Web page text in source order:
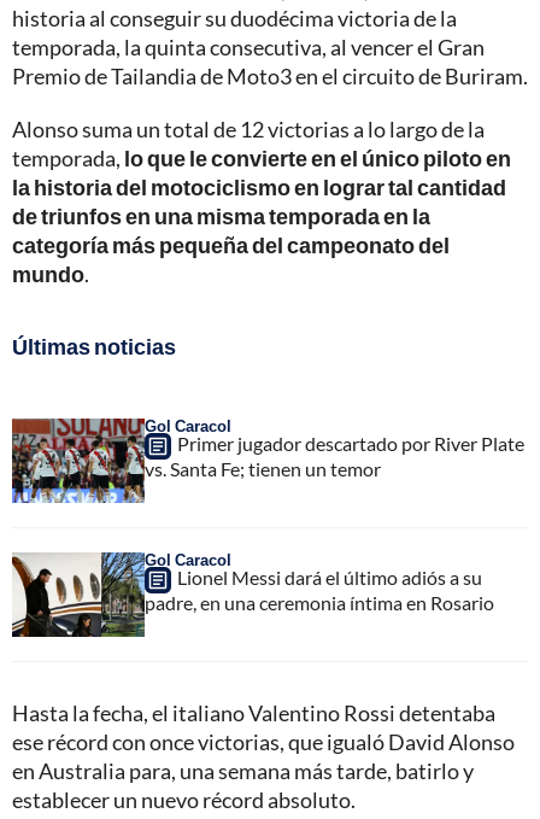
historia al conseguir su duodécima victoria de la
temporada, la quinta consecutiva, al vencer el Gran
Premio de Tailandia de Moto3 en el circuito de Buriram.
Alonso suma un total de 12 victorias a lo largo de la
temporada, lo que le convierte en el único piloto en
la historia del motociclismo en lograr tal cantidad
de triunfos en una misma temporada en la
categoría más pequeña del campeonato del
mundo.
Últimas noticias
Gol Caracol
Primer jugador descartado por River Plate
vs. Santa Fe; tienen un temor
Gol Caracol
Lionel Messi dará el último adiós a su
padre, en una ceremonia íntima en Rosario
Hasta la fecha, el italiano Valentino Rossi detentaba
ese récord con once victorias, que igualó David Alonso
en Australia para, una semana más tarde, batirlo y
establecer un nuevo récord absoluto.